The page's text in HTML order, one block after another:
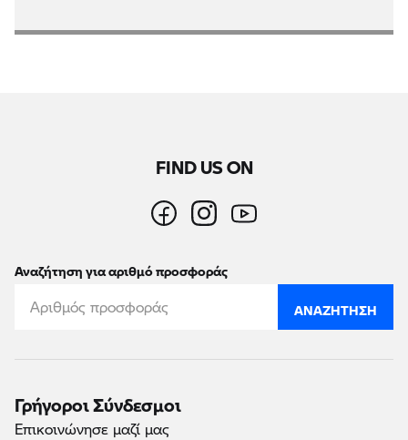
FIND US ON
Αναζήτηση για αριθμό προσφοράς
ΑΝΑΖΉΤΗΣΗ
Γρήγοροι Σύνδεσμοι
Επικοινώνησε μαζί μας